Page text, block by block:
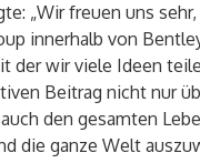
„Wir freuen uns sehr,
innerhalb von
der wir viele Ideen
Beitrag nicht nur
den gesamten
die ganze Welt